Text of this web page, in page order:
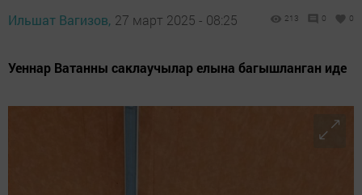
Ильшат Вагизов, 27 март 2025 - 08:25 213 0 0
Уеннар Ватанны саклаучылар елына багышланган иде